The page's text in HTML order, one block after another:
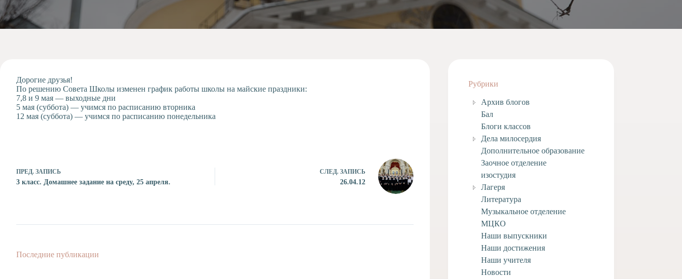
Проекты
отделение
Психологическая
Служба
Тьюторская
Дорогие друзья!
По решению Совета Школы изменен график работы школы на майские праздники:
7,8 и 9 мая — выходные дни
5 мая (суббота) — учимся по расписанию вторника
12 мая (суббота) — учимся по расписанию понедельника
ПРЕД. ЗАПИСЬ
3 класс. Домашнее задание на среду, 25 апреля.
СЛЕД. ЗАПИСЬ
26.04.12
Последние публикации
Рубрики
Архив блогов
Бал
Блоги классов
Дела милосердия
Дополнительное образование
Заочное отделение
изостудия
Лагеря
Литература
Музыкальное отделение
МЦКО
Наши выпускники
Наши достижения
Наши учителя
Новости